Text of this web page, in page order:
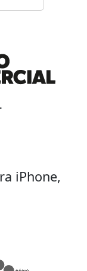
iPhone,